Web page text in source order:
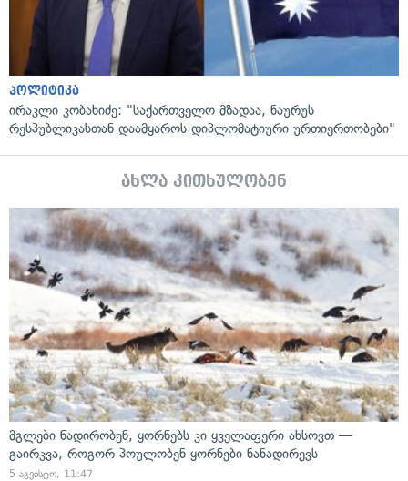
პოლიტიკა
ირაკლი კობახიძე: "საქართველო მზადაა, ნაურუს
რესპუბლიკასთან დაამყაროს დიპლომატიური ურთიერთობები"
ახლა კითხულობენ
მგლები ნადირობენ, ყორნებს კი ყველაფერი ახსოვთ —
გაირკვა, როგორ პოულობენ ყორნები ნანადირევს
5 აგვისტო, 11:47